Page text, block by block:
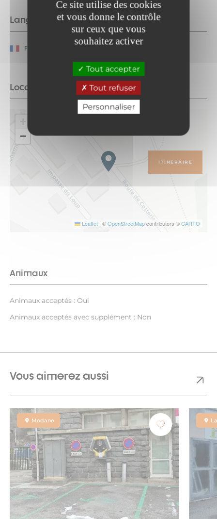
Ce site utilise des cookies
et vous donne le contrôle
sur ceux que vous
souhaitez activer
Tout accepter
Tout refuser
Personnaliser
Langues parlées
Français
Localisation
+
−
Leaflet | ©OpenStreetMapcontributors ©CARTO
ITINÉRAIRE
Animaux
Animaux acceptés : Oui
Animaux acceptés avec supplément : Non
Vous aimerez aussi
Modane